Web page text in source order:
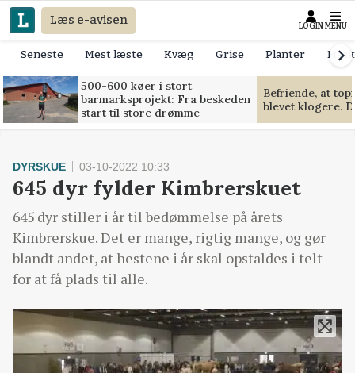
Læs e-avisen LOGIN MENU
Seneste Mest læste Kvæg Grise Planter
500-600 køer i stort
barmarksprojekt: Fra beskeden
start til store drømme
Befriende, at
blevet klogere.
DYRSKUE 03-10-2022 10:33
645 dyr fylder Kimbrerskuet
645 dyr stiller i år til bedømmelse på årets
Kimbrerskue. Det er mange, rigtig mange, og gør
blandt andet, at hestene i år skal opstaldes i telt
for at få plads til alle.